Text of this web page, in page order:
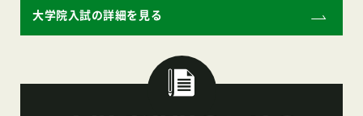
大学院入試の詳細を見る